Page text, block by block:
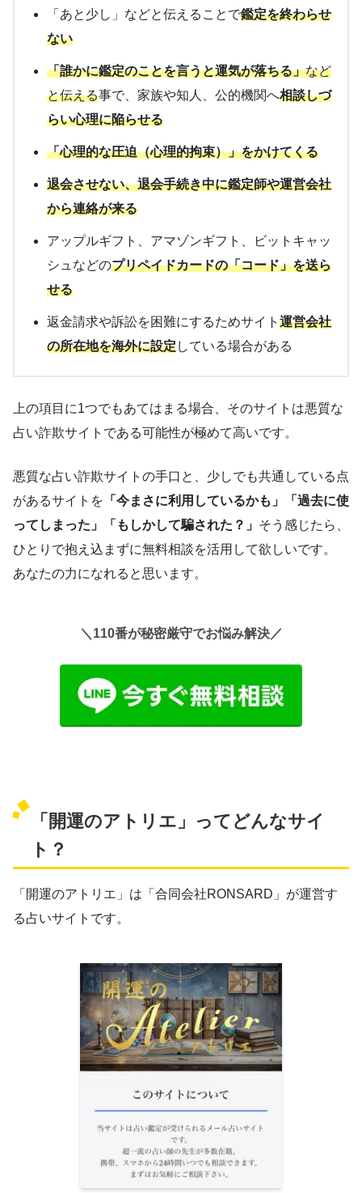
「あと少し」などと伝えることで鑑定を終わらせ
ない
「誰かに鑑定のことを言うと運気が落ちる」など
と伝える事で、家族や知人、公的機関へ相談しづ
らい心理に陥らせる
「心理的な圧迫（心理的拘束）」をかけてくる
退会させない、退会手続き中に鑑定師や運営会社
から連絡が来る
アップルギフト、アマゾンギフト、ビットキャッ
シュなどのプリペイドカードの「コード」を送ら
せる
返金請求や訴訟を困難にするためサイト 運営会社
の所在地を海外に設定している場合がある
上の項目に1つでもあてはまる場合、そのサイトは悪質な
占い詐欺サイトである可能性が極めて高いです。
悪質な占い詐欺サイトの手口と、少しでも共通している点
があるサイトを 「今まさに利用しているかも」「過去に使
ってしまった」「もしかして騙された？」 そう感じたら、
ひとりで抱え込まずに無料相談を活用して欲しいです。
あなたの力になれると思います。
＼110番が秘密厳守でお悩み解決／
「開運のアトリエ」ってどんなサイ
ト？
「開運のアトリエ」は「合同会社RONSARD」が運営す
る占いサイトです。